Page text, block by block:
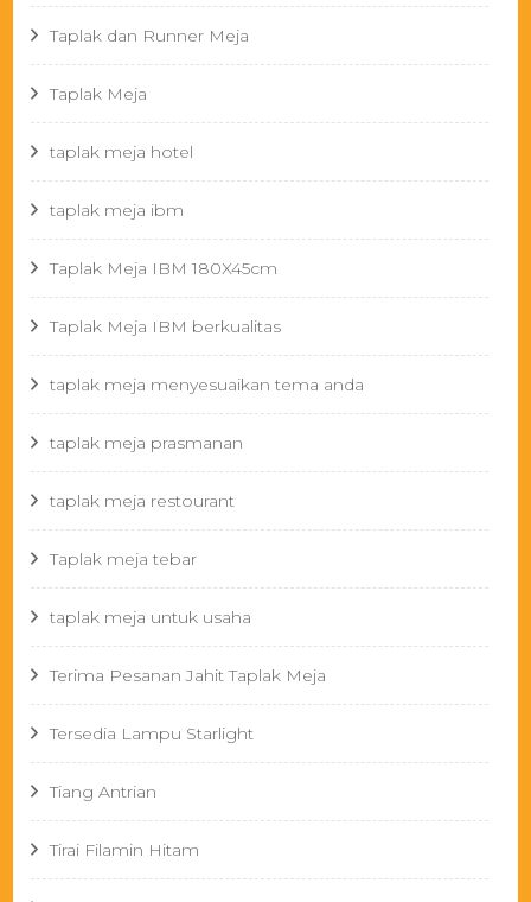
Taplak dan Runner Meja
Taplak Meja
taplak meja hotel
taplak meja ibm
Taplak Meja IBM 180X45cm
Taplak Meja IBM berkualitas
taplak meja menyesuaikan tema anda
taplak meja prasmanan
taplak meja restourant
Taplak meja tebar
taplak meja untuk usaha
Terima Pesanan Jahit Taplak Meja
Tersedia Lampu Starlight
Tiang Antrian
Tirai Filamin Hitam